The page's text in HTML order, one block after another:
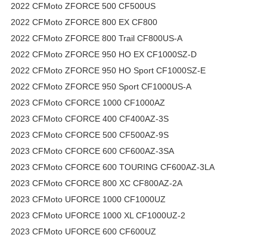
2022 CFMoto ZFORCE 500 CF500US
2022 CFMoto ZFORCE 800 EX CF800
2022 CFMoto ZFORCE 800 Trail CF800US-A
2022 CFMoto ZFORCE 950 HO EX CF1000SZ-D
2022 CFMoto ZFORCE 950 HO Sport CF1000SZ-E
2022 CFMoto ZFORCE 950 Sport CF1000US-A
2023 CFMoto CFORCE 1000 CF1000AZ
2023 CFMoto CFORCE 400 CF400AZ-3S
2023 CFMoto CFORCE 500 CF500AZ-9S
2023 CFMoto CFORCE 600 CF600AZ-3SA
2023 CFMoto CFORCE 600 TOURING CF600AZ-3LA
2023 CFMoto CFORCE 800 XC CF800AZ-2A
2023 CFMoto UFORCE 1000 CF1000UZ
2023 CFMoto UFORCE 1000 XL CF1000UZ-2
2023 CFMoto UFORCE 600 CF600UZ